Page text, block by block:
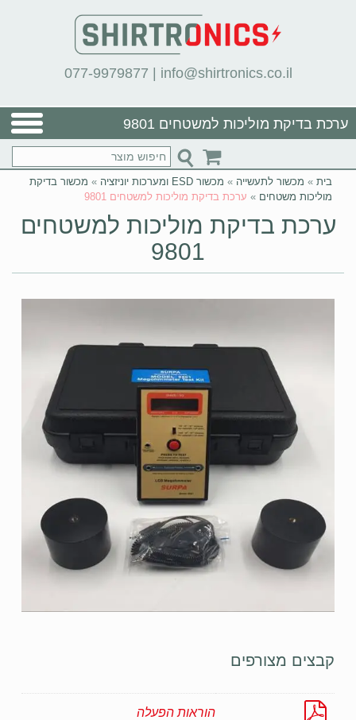
077-9979877 | info@shirtronics.co.il
ערכת בדיקת מוליכות למשטחים 9801
בית » מכשור לתעשייה » מכשור ESD ומערכות יוניזציה » מכשור בדיקת
מוליכות משטחים » ערכת בדיקת מוליכות למשטחים 9801
ערכת בדיקת מוליכות למשטחים
9801
קבצים מצורפים
הוראות הפעלה